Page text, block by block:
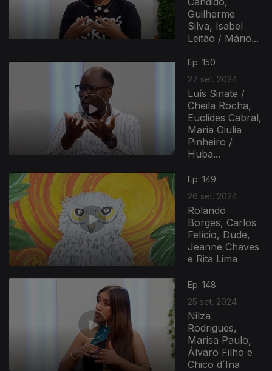
Guilherme
Silva, Isabel
Leitão / Mário...
Ep. 150
27 set. 2024
Luís Sinate /
Cheila Rocha,
Euclides Cabral,
Maria Giulia
Pinheiro /
Huba...
Ep. 149
26 set. 2024
Rolando
Borges, Carlos
Felício, Dude,
Jeanne Chaves
e Rita Lima
Ep. 148
25 set. 2024
Nilza
Rodrigues,
Marisa Paulo,
Álvaro Filho e
Chico d´Ina